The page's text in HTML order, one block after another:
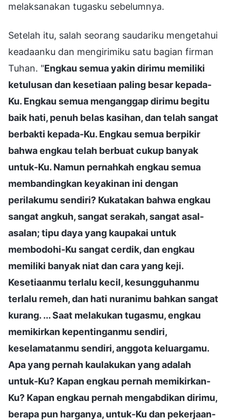
melaksanakan tugasku sebelumnya.
Setelah itu, salah seorang saudariku mengetahui
keadaanku dan mengirimiku satu bagian firman
Tuhan. "Engkau semua yakin dirimu memiliki
ketulusan dan kesetiaan paling besar kepada-
Ku. Engkau semua menganggap dirimu begitu
baik hati, penuh belas kasihan, dan telah sangat
berbakti kepada-Ku. Engkau semua berpikir
bahwa engkau telah berbuat cukup banyak
untuk-Ku. Namun pernahkah engkau semua
membandingkan keyakinan ini dengan
perilakumu sendiri? Kukatakan bahwa engkau
sangat angkuh, sangat serakah, sangat asal-
asalan; tipu daya yang kaupakai untuk
membodohi-Ku sangat cerdik, dan engkau
memiliki banyak niat dan cara yang keji.
Kesetiaanmu terlalu kecil, kesungguhanmu
terlalu remeh, dan hati nuranimu bahkan sangat
kurang. ... Saat melakukan tugasmu, engkau
memikirkan kepentinganmu sendiri,
keselamatanmu sendiri, anggota keluargamu.
Apa yang pernah kaulakukan yang adalah
untuk-Ku? Kapan engkau pernah memikirkan-
Ku? Kapan engkau pernah mengabdikan dirimu,
berapa pun harganya, untuk-Ku dan pekerjaan-